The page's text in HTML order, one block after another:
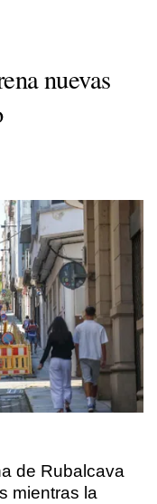
nuevas
de Rubalcava
mientras la